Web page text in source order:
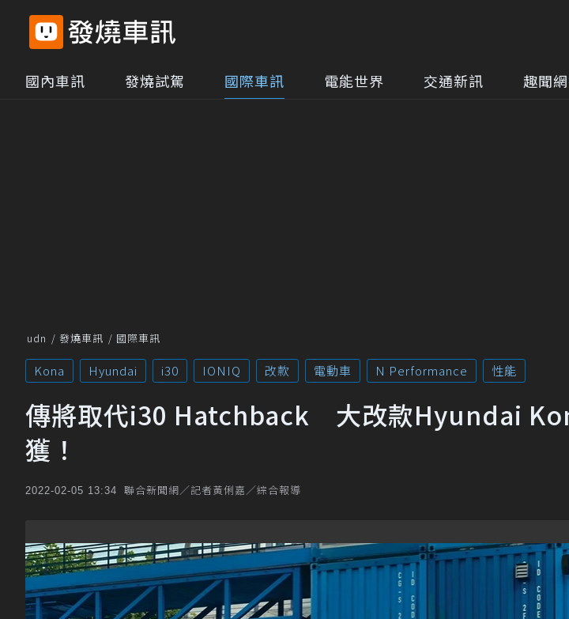
國內車訊 發燒試駕 國際車訊 電能世界 交通新訊 趣聞
udn 發燒車訊 國際車訊
Kona Hyundai i30 IONIQ 改款 電動車 N Performance 性能
傳將取代i30 Hatchback 大改款Hyundai
獲！
2022-02-05 13:34 聯合新聞網／記者黃俐嘉／綜合報導